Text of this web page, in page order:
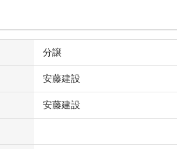
分譲
安藤建設
安藤建設